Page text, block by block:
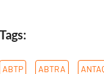
Tags:
ABTP ABTRA